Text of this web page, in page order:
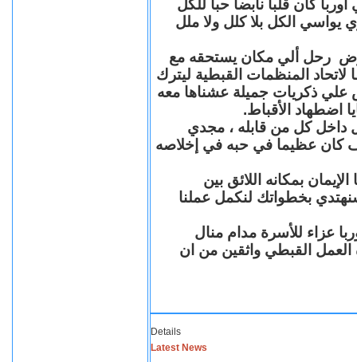
كان قلبا نابضا حبا للكل
يواسي الكل بلا كلل ولا ملل
رحل ألي مكان يستحقه مع
المنظمات القبطية ليترك
علي ذكريات جميلة عشناها معه
اضطهاد الأقباط.
داخل كل من قابله ، مجدي
عظيما في حبه في إخلاصه
بمكانه اللائق بين
بخطواتك لنكمل عملنا
عزاء للأسرة مدام منال
العمل القبطي واثقين من ان
Details
Latest News